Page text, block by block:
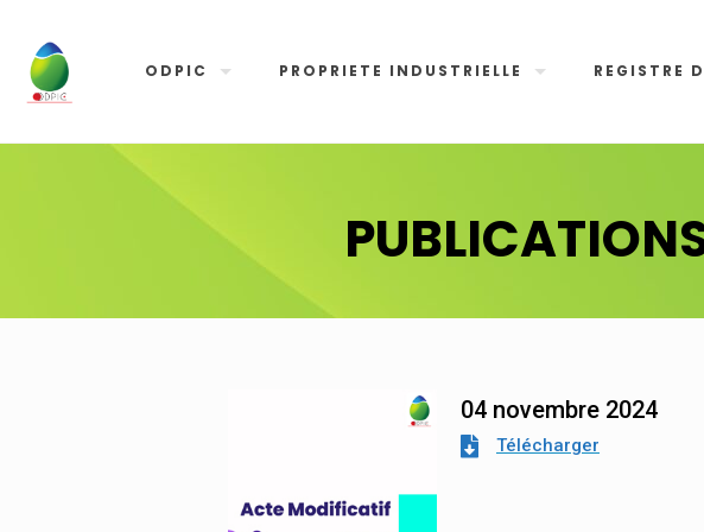
ODPIC PROPRIETE INDUSTRIELLE REGISTRE
04 novembre 2024
Télécharger